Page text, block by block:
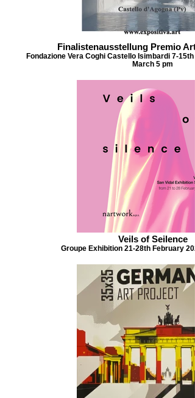
Finalistenausstellung Premio
Fondazione Vera Coghi Castello Isimbardi 7-
March 5 pm
Veils of Seilence
Groupe Exhibition 21-28th February